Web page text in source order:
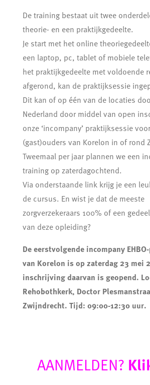
De training bestaat uit twee
theorie- en een praktijkgedeelte.
Je start met het online
een laptop, pc, tablet of mobiele
het praktijkgedeelte met voldoende
afgerond, kan de praktijksessie
Dit kan of op één van de locaties
Nederland door middel van open
onze ‘incompany’ praktijksessie
(gast)ouders van Korelon in of rond
Tweemaal per jaar plannen we een
training op zaterdagochtend.
Via onderstaande link krijg je een
de cursus. En wist je dat de meeste
zorgverzekeraars 100% of een
van deze opleiding?
De eerstvolgende incompany
van Korelon is op zaterdag 23 mei
inschrijving daarvan is geopend.
Rehobothkerk, Doctor
Zwijndrecht. Tijd: 09:00-12:30 uur.
AANMELDEN?